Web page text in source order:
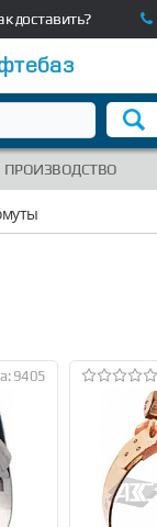
доставить?
ПРОИЗВОДСТВО
9405